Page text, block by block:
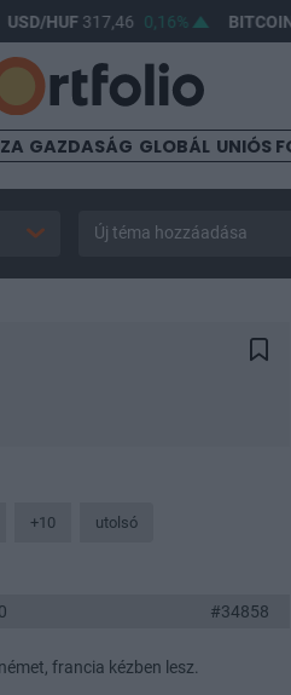
HUF317,46 0,16% BITCOIN64
GAZDASÁG GLOBÁL UNIÓS
Új téma hozzáadása
+10 utolsó
#34858
francia kézben lesz.